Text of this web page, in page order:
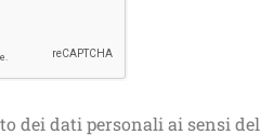
dei dati personali ai sensi del